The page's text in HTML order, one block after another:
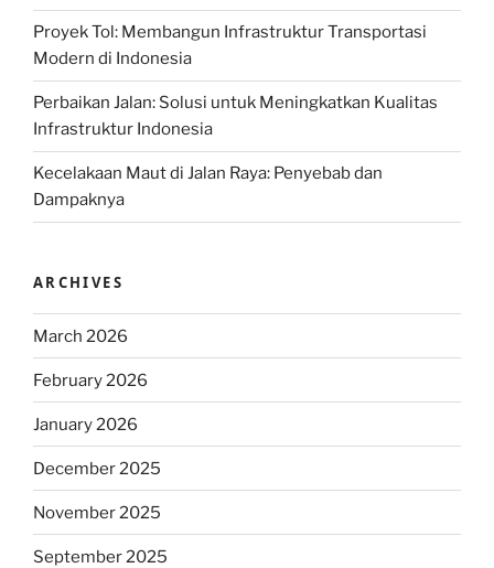
Proyek Tol: Membangun Infrastruktur Transportasi
Modern di Indonesia
Perbaikan Jalan: Solusi untuk Meningkatkan Kualitas
Infrastruktur Indonesia
Kecelakaan Maut di Jalan Raya: Penyebab dan
Dampaknya
ARCHIVES
March 2026
February 2026
January 2026
December 2025
November 2025
September 2025